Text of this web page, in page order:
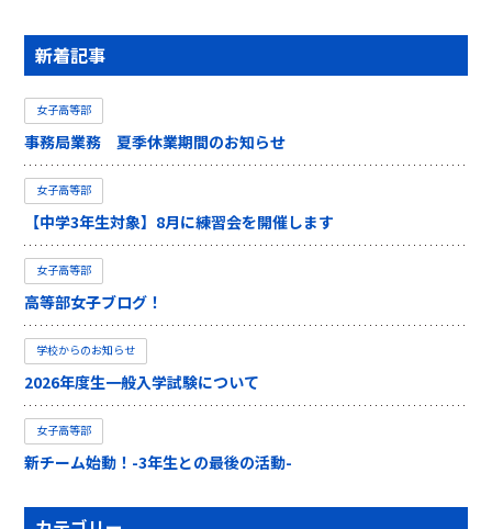
新着記事
女子高等部
事務局業務 夏季休業期間のお知らせ
女子高等部
【中学3年生対象】8月に練習会を開催します
女子高等部
高等部女子ブログ！
学校からのお知らせ
2026年度生一般入学試験について
女子高等部
新チーム始動！-3年生との最後の活動-